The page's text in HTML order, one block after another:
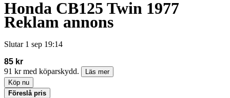
Honda CB125 Twin 1977
Reklam annons
Slutar 1 sep 19:14
85 kr
91 kr med köparskydd.
Läs mer
Köp nu
Föreslå pris